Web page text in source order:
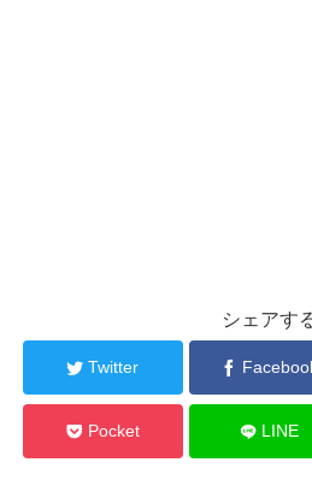
シェアす
Twitter
Pocket LINE